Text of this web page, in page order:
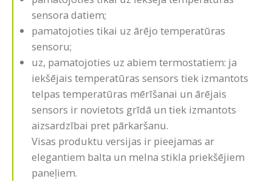
sensora datiem;
pamatojoties tikai uz ārējo temperatūras
sensoru;
uz, pamatojoties uz abiem termostatiem: ja
iekšējais temperatūras sensors tiek izmantots
telpas temperatūras mērīšanai un ārējais
sensors ir novietots grīdā un tiek izmantots
aizsardzībai pret pārkaršanu.
Visas produktu versijas ir pieejamas ar
elegantiem balta un melna stikla priekšējiem
paneļiem.